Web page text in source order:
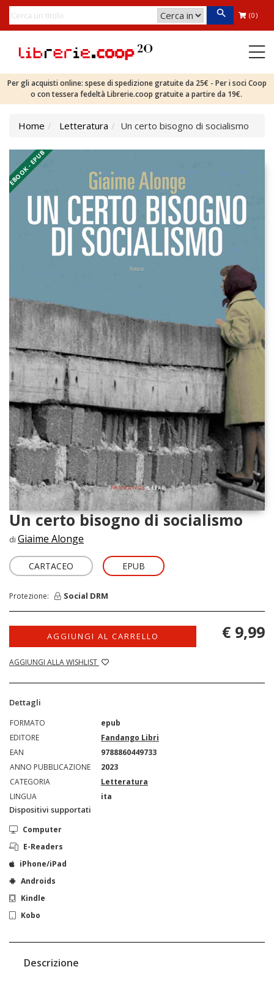
(0)
Per gli acquisti online: spese di spedizione gratuite da 25€ - Per i soci Coop
o con tessera fedeltà Librerie.coop gratuite a partire da 19€.
Home Letteratura Un certo bisogno di socialismo
EBOOK - EPUB
Un certo bisogno di socialismo
di Giaime Alonge
CARTACEO EPUB
Protezione: Social DRM
AGGIUNGI AL CARRELLO
AGGIUNGI ALLA WISHLIST
€ 9,99
Dettagli
FORMATO
epub
EDITORE
Fandango Libri
EAN
9788860449733
ANNO PUBBLICAZIONE
2023
CATEGORIA
Letteratura
LINGUA
ita
Dispositivi supportati
Computer
E-Readers
iPhone/iPad
Androids
Kindle
Kobo
Descrizione